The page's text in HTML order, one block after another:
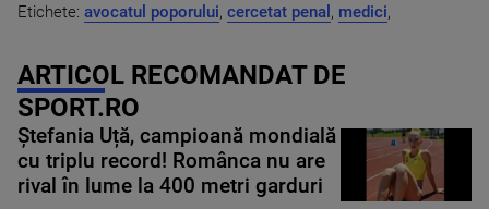
Etichete: avocatul poporului, cercetat penal , medici,
ARTICOL RECOMANDAT DE
SPORT.RO
Ștefania Uță, campioană mondială
cu triplu record! Românca nu are
rival în lume la 400 metri garduri